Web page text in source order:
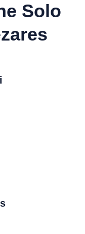
Solo